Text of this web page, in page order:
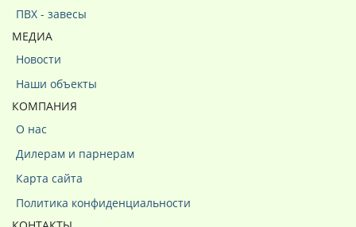
ПВХ - завесы
МЕДИА
Новости
Наши объекты
КОМПАНИЯ
О нас
Дилерам и парнерам
Карта сайта
Политика конфиденциальности